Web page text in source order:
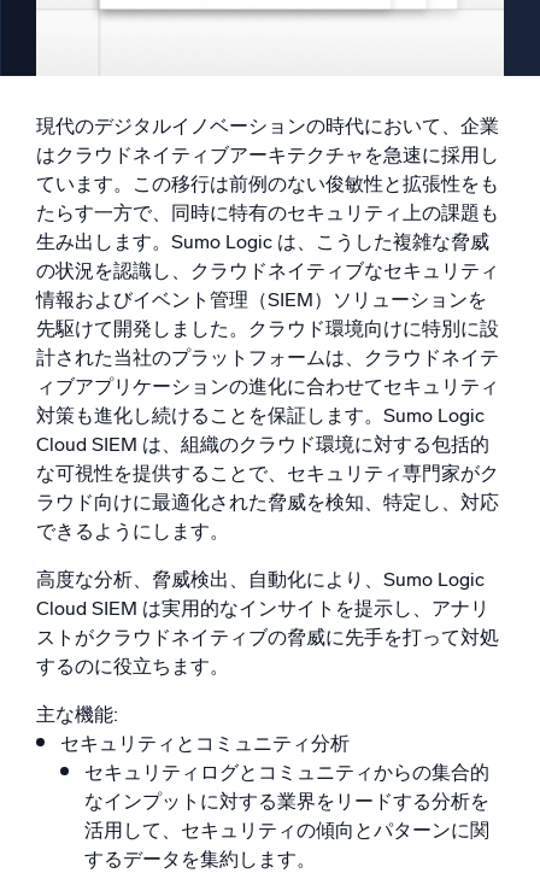
セキュリティ用ログ
ダイナミックオブザーバビリティ
監視とトラブルシューティング
包括的な可視性で検出・解決
強力な統合
信頼され、認定済み
現代のデジタルイノベーションの時代において、企業
はクラウドネイティブアーキテクチャを急速に採用し
ています。この移行は前例のない俊敏性と拡張性をも
たらす一方で、同時に特有のセキュリティ上の課題も
生み出します。Sumo Logic は、こうした複雑な脅威
の状況を認識し、クラウドネイティブなセキュリティ
情報およびイベント管理（SIEM）ソリューションを
先駆けて開発しました。クラウド環境向けに特別に設
計された当社のプラットフォームは、クラウドネイテ
ィブアプリケーションの進化に合わせてセキュリティ
対策も進化し続けることを保証します。Sumo Logic
Cloud SIEM は、組織のクラウド環境に対する包括的
な可視性を提供することで、セキュリティ専門家がク
ラウド向けに最適化された脅威を検知、特定し、対応
できるようにします。
高度な分析、脅威検出、自動化により、Sumo Logic
Cloud SIEM は実用的なインサイトを提示し、アナリ
ストがクラウドネイティブの脅威に先手を打って対処
するのに役立ちます。
主な機能:
セキュリティとコミュニティ分析
セキュリティログとコミュニティからの集合的
なインプットに対する業界をリードする分析を
活用して、セキュリティの傾向とパターンに関
するデータを集約します。